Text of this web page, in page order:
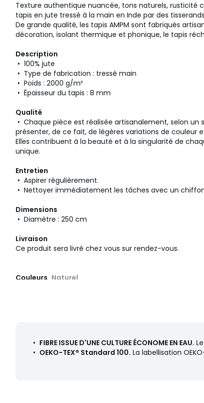
Texture authentique nuancée, tons naturels, rusticité
tapis en jute tressé à la main en Inde par des
De grande qualité, les tapis AMPM sont fabriqués
décoration, isolant thermique et phonique, le tapis
Description
• 100% jute
• Type de fabrication : tressé main
• Poids : 2000 g/m²
• Épaisseur du tapis : 8 mm
Qualité
• Chaque pièce est réalisée artisanalement, selon un
présenter, de ce fait, de légères variations de couleur
Elles contribuent à la beauté et à la singularité de
unique.
Entretien
• Aspirer régulièrement.
• Nettoyer immédiatement les tâches avec un
Dimensions
• Diamètre : 250 cm
Livraison
Ce produit sera livré chez vous sur rendez-vous.
Couleurs Naturel
• FIBRE ISSUE D'UNE CULTURE ÉCONOME EN EAU.
• OEKO-TEX® Standard 100. La labellisation